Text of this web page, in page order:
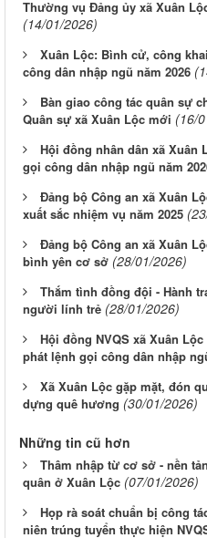
Thường vụ Đảng ủy xã Xuân
(14/01/2026)
Xuân Lộc: Bình cử, công
công dân nhập ngũ năm 2026
Bàn giao công tác quân sự
Quân sự xã Xuân Lộc mới (16/
Hội đồng nhân dân xã Xuân
gọi công dân nhập ngũ năm
Đảng bộ Công an xã Xuân
xuất sắc nhiệm vụ năm 2025
Đảng bộ Công an xã Xuân
bình yên cơ sở (28/01/2026)
Thắm tình đồng đội - Hành
người lính trẻ (28/01/2026)
Hội đồng NVQS xã Xuân
phát lệnh gọi công dân nhập
Xã Xuân Lộc gặp mặt, đón
dựng quê hương (30/01/2026)
Những tin cũ hơn
Thâm nhập từ cơ sở - nền
quân ở Xuân Lộc (07/01/2026)
Họp rà soát chuẩn bị công
niên trúng tuyển thực hiện